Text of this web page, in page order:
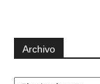
Archivo
Archivo